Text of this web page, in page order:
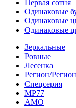
Первая сотня
Одинаковые
Одинаковые
Одинаковые
Зеркальные
Ровные
Лесенка
Регион/Регион
Спецсерия
МР77
АМО